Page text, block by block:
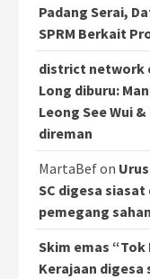
Padang Serai,
SPRM Berkait
district network
Long diburu:
Leong See Wui
direman
MartaBefon
SC digesa
pemegang
Skim emas
Kerajaan digesa